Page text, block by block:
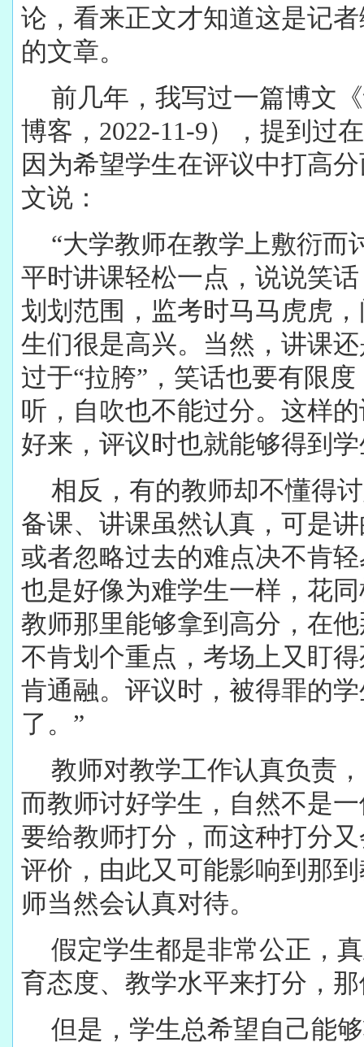
论，看来正文才知道这是记
的文章。
前几年，我写过一篇博文
博客，2022-11-9），提到过
因为希望学生在评议中打高
文说：
“大学教师在教学上敷衍而
平时讲课轻松一点，说说笑
划划范围，监考时马马虎虎
生们很是高兴。当然，讲课
过于“拉胯”，笑话也要有限
听，自吹也不能过分。这样
好来，评议时也就能够得到
相反，有的教师却不懂得
备课、讲课虽然认真，可是
或者忽略过去的难点决不肯
也是好像为难学生一样，花
教师那里能够拿到高分，在
不肯划个重点，考场上又盯
肯通融。评议时，被得罪的
了。”
教师对教学工作认真负责
而教师讨好学生，自然不是
要给教师打分，而这种打分
评价，由此又可能影响到那
师当然会认真对待。
假定学生都是非常公正，
育态度、教学水平来打分，
但是，学生总希望自己能